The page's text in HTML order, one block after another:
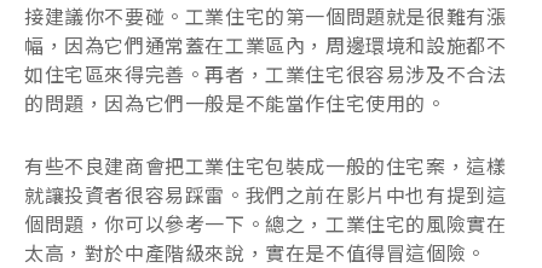
接建議你不要碰。工業住宅的第一個問題就是很難有漲
幅，因為它們通常蓋在工業區內，周邊環境和設施都不
如住宅區來得完善。再者，工業住宅很容易涉及不合法
的問題，因為它們一般是不能當作住宅使用的。
有些不良建商會把工業住宅包裝成一般的住宅案，這樣
就讓投資者很容易踩雷。我們之前在影片中也有提到這
個問題，你可以參考一下。總之，工業住宅的風險實在
太高，對於中產階級來說，實在是不值得冒這個險。